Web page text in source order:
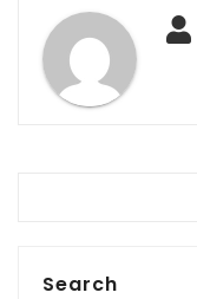
Search